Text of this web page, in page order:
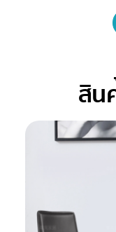
สิน